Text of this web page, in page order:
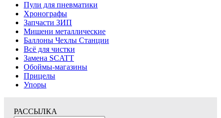
Пули для пневматики
Хронографы
Запчасти ЗИП
Мишени металлические
Баллоны Чехлы Станции
Всё для чистки
Замена SCATT
Обоймы-магазины
Прицелы
Упоры
РАССЫЛКА